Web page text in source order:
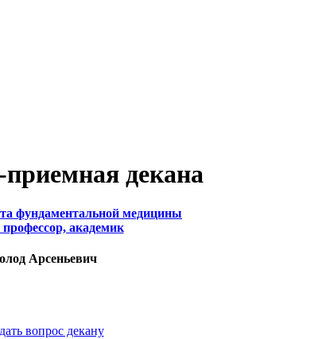
декана
фундаментальной медицины
профессор, академик
Арсеньевич
вопрос декану